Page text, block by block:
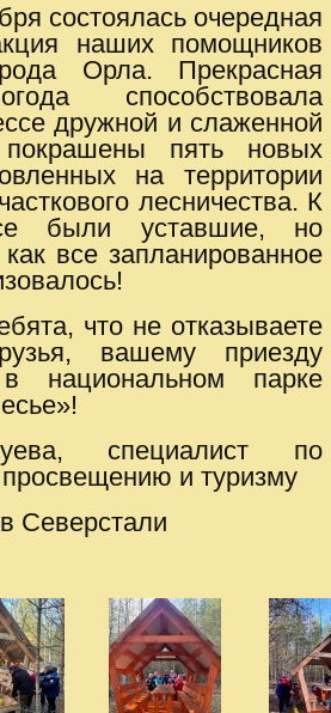
состоялась очередная
наших помощников
Орла. Прекрасная
способствовала
дружной и слаженной
пять новых
на территории
лесничества. К
были уставшие, но
все запланированное
что не отказываете
вашему приезду
национальном парке
специалист по
просвещению и туризму
Северстали